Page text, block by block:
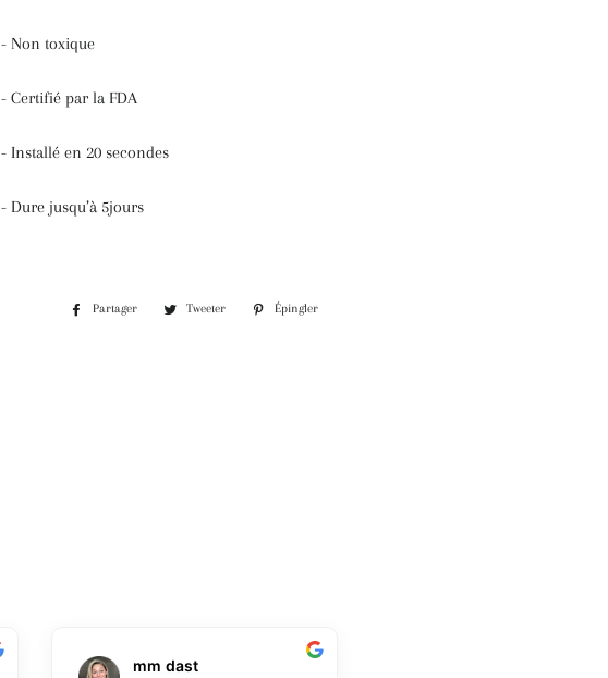
- Non toxique
- Certifié par la FDA
- Installé en 20 secondes
- Dure jusqu’à 5jours
Partager
PartagerTweeter
TweeterÉpingler